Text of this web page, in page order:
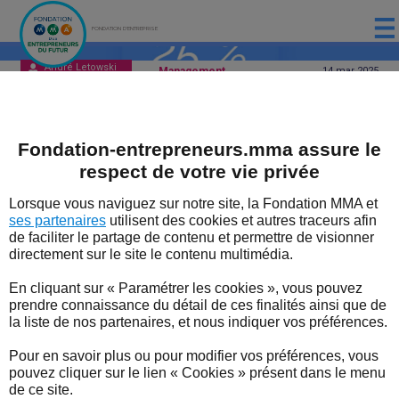
FONDATION D'ENTREPRISE
LES ÉTUDES DE LA FONDATION MMA
LES EXPERTS
LES BONNES NOUVELLES DU TERRITOIRE
L'ACTUALITÉ
André Letowski Management 14 mar2025
dirigeants d’entreprises
françaises atteint 25 % en
2023
Les femmes géreraient différemment des
hommes leur entreprise ?
⇒ L’importance des femmes chefs
d’entreprise diffère selon la taille des
entreprises.
Fondation-entrepreneurs.mma assure le
respect de votre vie privée
Lorsque vous naviguez sur notre site, la Fondation MMA et
ses partenaires utilisent des cookies et autres traceurs afin
de faciliter le partage de contenu et permettre de visionner
directement sur le site le contenu multimédia.
En cliquant sur « Paramétrer les cookies », vous pouvez
prendre connaissance du détail de ces finalités ainsi que de
la liste de nos partenaires, et nous indiquer vos préférences.
Pour en savoir plus ou pour modifier vos préférences, vous
pouvez cliquer sur le lien « Cookies » présent dans le menu
de ce site.